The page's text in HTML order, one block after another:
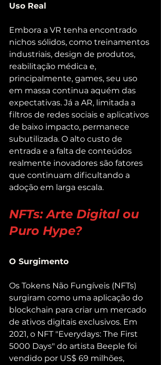
Uso Real
Embora a VR tenha encontrado
nichos sólidos, como treinamentos
industriais, design de produtos,
reabilitação médica e,
principalmente, games, seu uso
em massa continua aquém das
expectativas. Já a AR, limitada a
filtros de redes sociais e aplicativos
de baixo impacto, permanece
subutilizada. O alto custo de
entrada e a falta de conteúdos
realmente inovadores são fatores
que continuam dificultando a
adoção em larga escala.
NFTs: Arte Digital ou
Puro Hype?
O Surgimento
Os Tokens Não Fungíveis (NFTs)
surgiram como uma aplicação do
blockchain para criar um mercado
de ativos digitais exclusivos. Em
2021, o NFT "Everydays: The First
5000 Days" do artista Beeple foi
vendido por US$ 69 milhões,